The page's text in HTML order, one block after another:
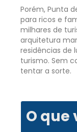
Porém, Punta
para ricos e
milhares de
arquitetura
residências de
turismo. Sem
tentar a sorte.
O que